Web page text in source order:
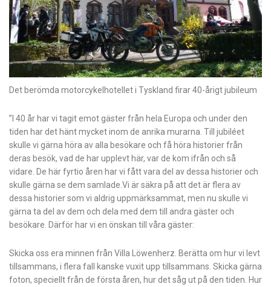
Det berömda motorcykelhotellet i Tyskland firar 40-årigt jubileum
”I 40 år har vi tagit emot gäster från hela Europa och under den
tiden har det hänt mycket inom de anrika murarna. Till jubiléet
skulle vi gärna höra av alla besökare och få höra historier från
deras besök, vad de har upplevt här, var de kom ifrån och så
vidare. De här fyrtio åren har vi fått vara del av dessa historier och
skulle gärna se dem samlade. Vi är säkra på att det är flera av
dessa historier som vi aldrig uppmärksammat, men nu skulle vi
gärna ta del av dem och dela med dem till andra gäster och
besökare. Därför har vi en önskan till våra gäster:
Skicka oss era minnen från Villa Löwenherz. Berätta om hur vi levt
tillsammans, i flera fall kanske vuxit upp tillsammans. Skicka gärna
foton, speciellt från de första åren, hur det såg ut på den tiden. Hur